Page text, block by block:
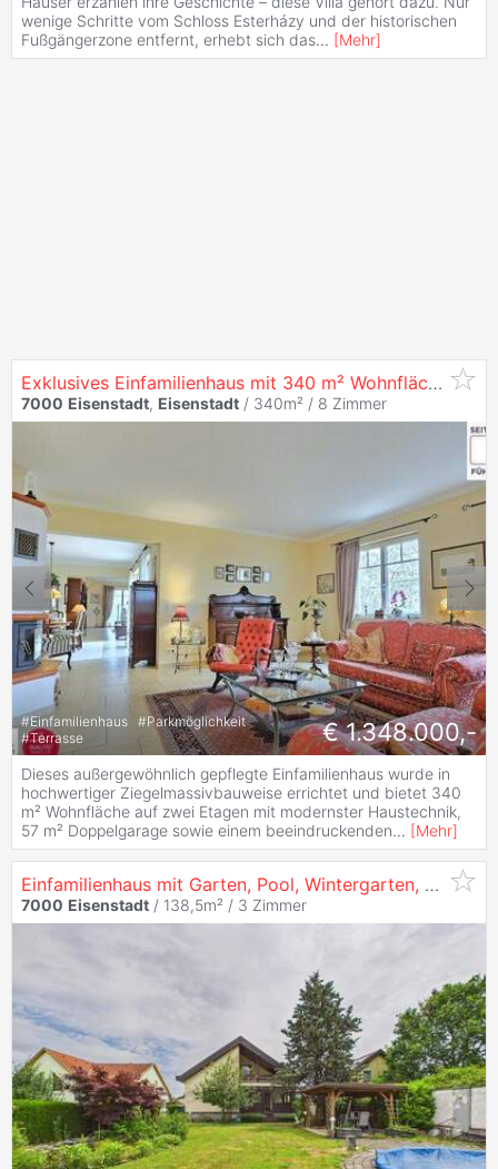
wenige Schritte vom Schloss Esterházy und der historischen
Fußgängerzone entfernt, erhebt sich das... [Mehr]
Exklusives Einfamilienhaus mit 340 m² Wohnfläche, Designergarten & modernster Haustechnik
7000 Eisenstadt, Eisenstadt / 340m² / 8 Zimmer
#Einfamilienhaus #Parkmöglichkeit
#Terrasse € 1.348.000,-
Dieses außergewöhnlich gepflegte Einfamilienhaus wurde in
hochwertiger Ziegelmassivbauweise errichtet und bietet 340
m² Wohnfläche auf zwei Etagen mit modernster Haustechnik,
57 m² Doppelgarage sowie einem beeindruckenden... [Mehr]
Einfamilienhaus mit Garten, Pool, Wintergarten, Kamin und viel Potenzial
7000 Eisenstadt / 138,5m² / 3 Zimmer